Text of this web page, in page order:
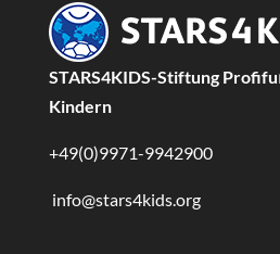
STARS4KIDS-Stiftung
Kindern
+49(0)9971-9942900
info@stars4kids.org